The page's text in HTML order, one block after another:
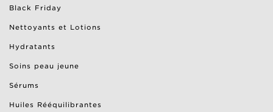
Gommage Exfoliant Peau Neuve
Black Friday
Nettoyants et Lotions
Hydratants
Soins peau jeune
Sérums
Huiles Rééquilibrantes